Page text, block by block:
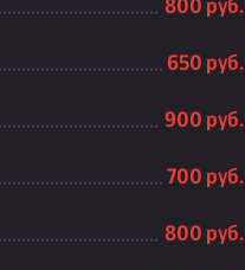
800 руб.
650 руб.
900 руб.
700 руб.
800 руб.